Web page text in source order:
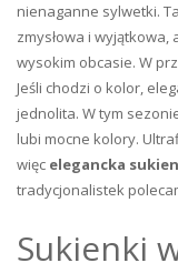
nienaganne sylwetki.
zmysłowa i
wysokim obcasie. W
Jeśli chodzi o kolor,
jednolita. W tym
lubi mocne kolory.
więc elegancka
tradycjonalistek
Sukienki